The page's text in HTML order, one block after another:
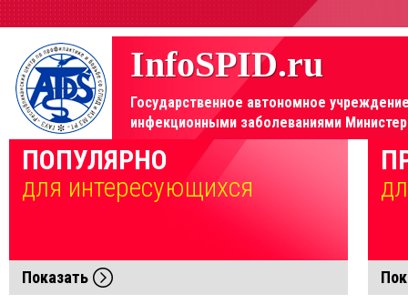
InfoSPID.ru
Государственное автономное
инфекционными заболеваниями
Элемент не найден!
ПОПУЛЯРНО
для интересующихся
Показать